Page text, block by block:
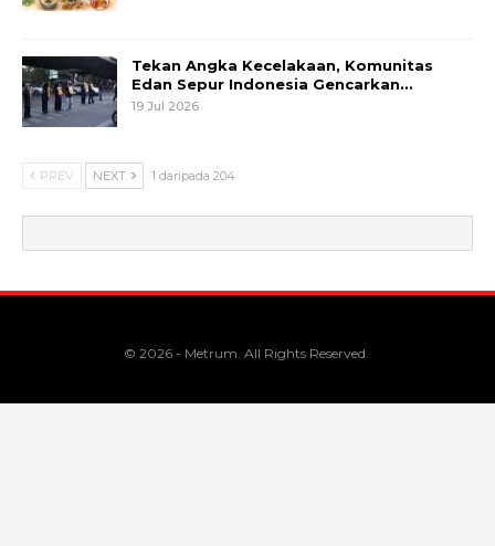
Tekan Angka Kecelakaan, Komunitas
Edan Sepur Indonesia Gencarkan…
19 Jul 2026
PREV NEXT 1 daripada 204
© 2026 - Metrum. All Rights Reserved.